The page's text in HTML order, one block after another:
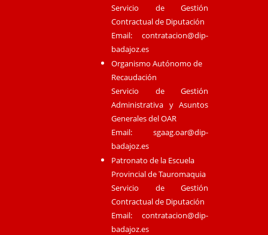
Servicio de Gestión
Contractual de Diputación
Email:contratacion@dip-
badajoz.es
Organismo Autónomo de
Recaudación
Servicio de Gestión
Administrativa y Asuntos
Generales del OAR
Email:sgaag.oar@dip-
badajoz.es
Patronato de la Escuela
Provincial de Tauromaquia
Servicio de Gestión
Contractual de Diputación
Email:contratacion@dip-
badajoz.es